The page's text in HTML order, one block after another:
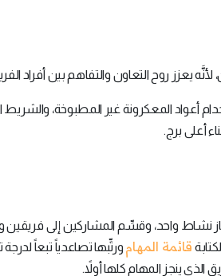
يعزز روح التعاون والتفاهم بين أفراد
أعواد المعكرونة غير المطبوخة،
أعلى برج.
نشاط واحد، وقسِّم المشاركين إلى
قائمة المهام ورتِّبها تصاعدياً تبعاً
ينجز المهام كلها أولاً.